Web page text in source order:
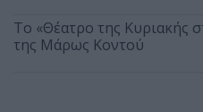
Το «Θέατρο της Κυριακής
της Μάρως Κοντού